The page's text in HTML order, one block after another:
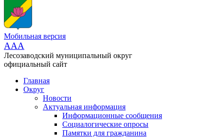
Мобильная версия
AAA
Лесозаводский муниципальный округ
официальный сайт
Главная
Округ
Новости
Актуальная информация
Информационные сообщения
Социалогические опросы
Памятки для гражданина